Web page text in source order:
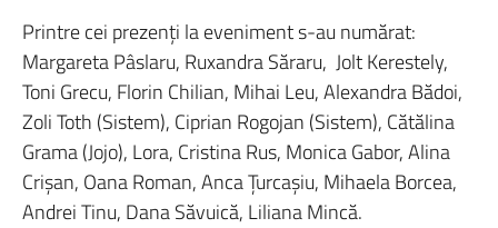
Printre cei prezenţi la eveniment s-au numărat:
Margareta Pâslaru, Ruxandra Săraru, Jolt Kerestely,
Toni Grecu, Florin Chilian, Mihai Leu, Alexandra Bădoi,
Zoli Toth (Sistem), Ciprian Rogojan (Sistem), Cătălina
Grama (Jojo), Lora, Cristina Rus, Monica Gabor, Alina
Crişan, Oana Roman, Anca Ţurcaşiu, Mihaela Borcea,
Andrei Tinu, Dana Săvuică, Liliana Mincă.